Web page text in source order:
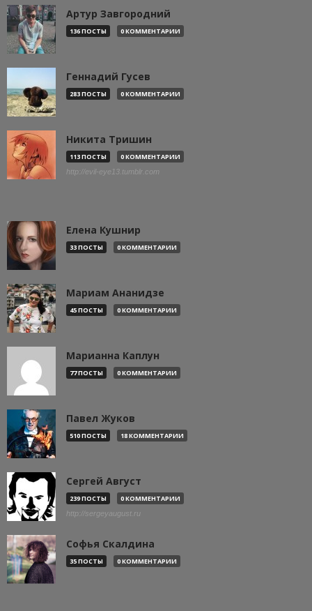
Артур Завгородний
136 ПОСТЫ 0 КОММЕНТАРИИ
Геннадий Гусев
283 ПОСТЫ 0 КОММЕНТАРИИ
Никита Тришин
113 ПОСТЫ 0 КОММЕНТАРИИ
http://evil-eye13.tumblr.com
Елена Кушнир
33 ПОСТЫ 0 КОММЕНТАРИИ
Мариам Ананидзе
45 ПОСТЫ 0 КОММЕНТАРИИ
Марианна Каплун
77 ПОСТЫ 0 КОММЕНТАРИИ
Павел Жуков
510 ПОСТЫ 18 КОММЕНТАРИИ
Сергей Август
239 ПОСТЫ 0 КОММЕНТАРИИ
http://sergeyaugust.ru
Софья Скалдина
35 ПОСТЫ 0 КОММЕНТАРИИ